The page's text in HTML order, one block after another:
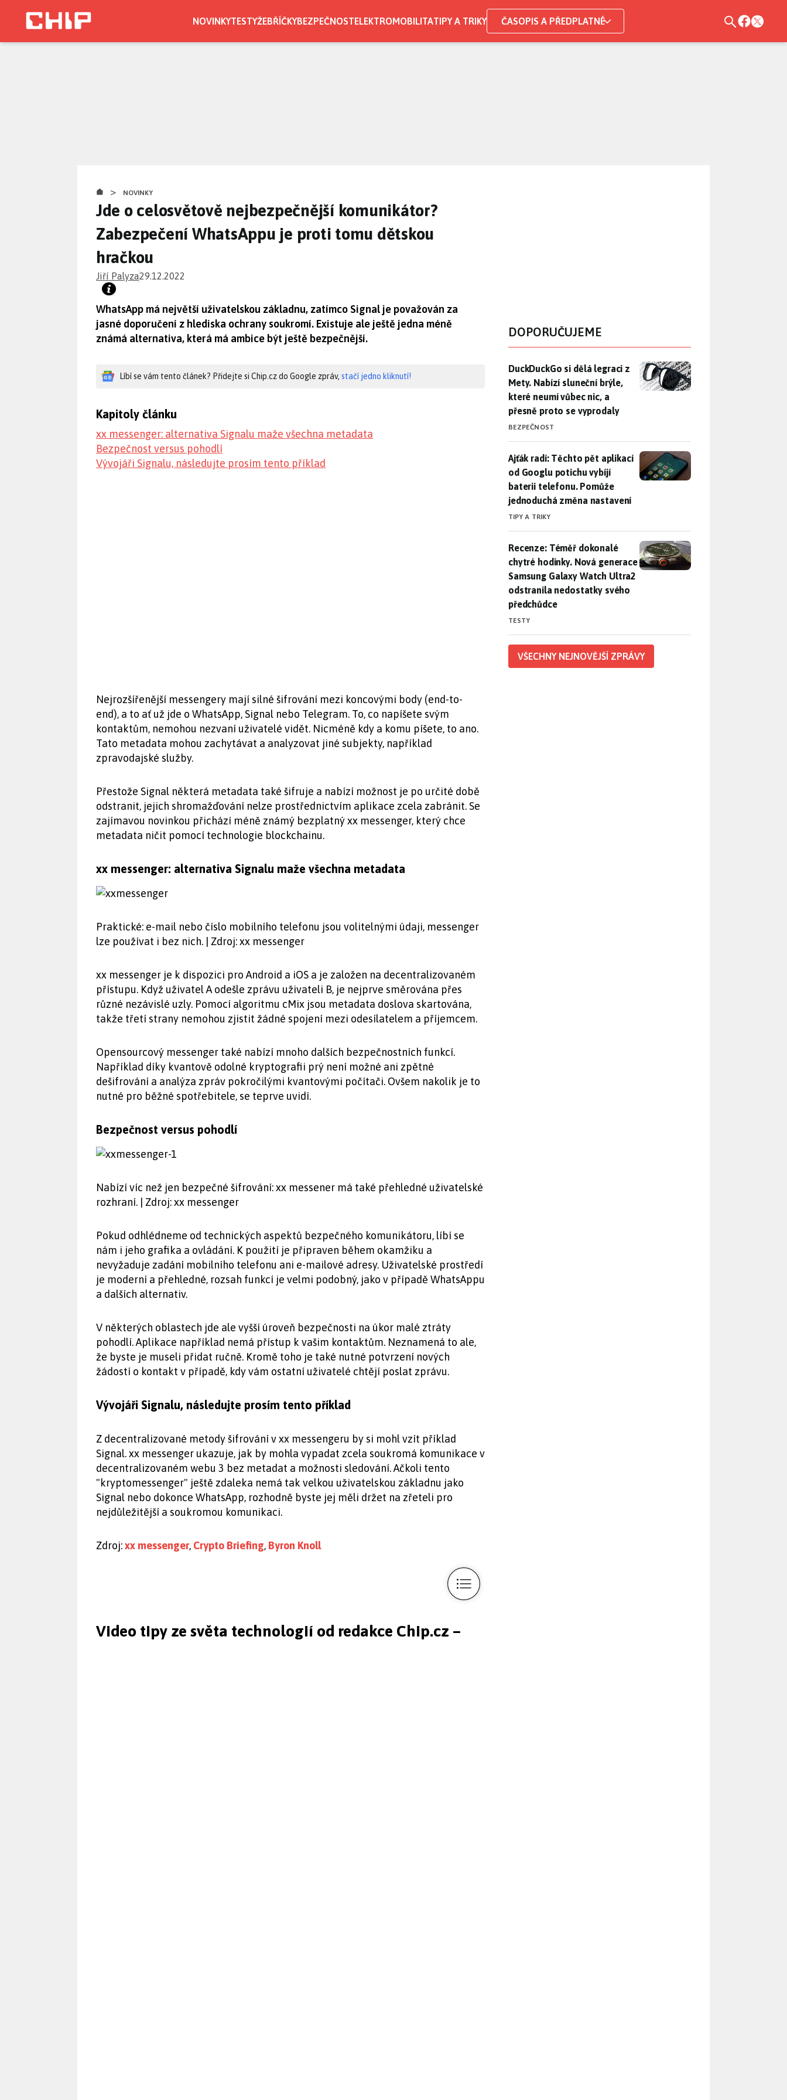
NOVINKYTESTYŽEBŘÍČKYBEZPEČNOSTELEKTROMOBILITATIPY A TRIKY ČASOPIS A PŘEDPLATNÉ
> NOVINKY
Jde o celosvětově nejbezpečnější komunikátor?
Zabezpečení WhatsAppu je proti tomu dětskou
hračkou
Jiří Palyza29.12.2022
WhatsApp má největší uživatelskou základnu, zatímco Signal je považován za
jasné doporučení z hlediska ochrany soukromí. Existuje ale ještě jedna méně
známá alternativa, která má ambice být ještě bezpečnější.
Líbí se vám tento článek? Přidejte si Chip.cz do Google zpráv, stačí jedno kliknutí!
Kapitoly článku
xx messenger: alternativa Signalu maže všechna metadata
Bezpečnost versus pohodlí
Vývojáři Signalu, následujte prosím tento příklad
Nejrozšířenější messengery mají silné šifrování mezi koncovými body (end-to-
end), a to ať už jde o WhatsApp, Signal nebo Telegram. To, co napíšete svým
kontaktům, nemohou nezvaní uživatelé vidět. Nicméně kdy a komu píšete, to ano.
Tato metadata mohou zachytávat a analyzovat jiné subjekty, například
zpravodajské služby.
Přestože Signal některá metadata také šifruje a nabízí možnost je po určité době
odstranit, jejich shromažďování nelze prostřednictvím aplikace zcela zabránit. Se
zajímavou novinkou přichází méně známý bezplatný xx messenger, který chce
metadata ničit pomocí technologie blockchainu.
xx messenger: alternativa Signalu maže všechna metadata
Praktické: e-mail nebo číslo mobilního telefonu jsou volitelnými údaji, messenger
lze používat i bez nich. | Zdroj: xx messenger
xx messenger je k dispozici pro Android a iOS a je založen na decentralizovaném
přístupu. Když uživatel A odešle zprávu uživateli B, je nejprve směrována přes
různé nezávislé uzly. Pomocí algoritmu cMix jsou metadata doslova skartována,
takže třetí strany nemohou zjistit žádné spojení mezi odesílatelem a příjemcem.
Opensourcový messenger také nabízí mnoho dalších bezpečnostních funkcí.
Například díky kvantově odolné kryptografii prý není možné ani zpětné
dešifrování a analýza zpráv pokročilými kvantovými počítači. Ovšem nakolik je to
nutné pro běžné spotřebitele, se teprve uvidí.
Bezpečnost versus pohodlí
Nabízí víc než jen bezpečné šifrování: xx messener má také přehledné uživatelské
rozhraní. | Zdroj: xx messenger
Pokud odhlédneme od technických aspektů bezpečného komunikátoru, líbí se
nám i jeho grafika a ovládání. K použití je připraven během okamžiku a
nevyžaduje zadání mobilního telefonu ani e-mailové adresy. Uživatelské prostředí
je moderní a přehledné, rozsah funkcí je velmi podobný, jako v případě WhatsAppu
a dalších alternativ.
V některých oblastech jde ale vyšší úroveň bezpečnosti na úkor malé ztráty
pohodlí. Aplikace například nemá přístup k vašim kontaktům. Neznamená to ale,
že byste je museli přidat ručně. Kromě toho je také nutné potvrzení nových
žádostí o kontakt v případě, kdy vám ostatní uživatelé chtějí poslat zprávu.
Vývojáři Signalu, následujte prosím tento příklad
Z decentralizované metody šifrování v xx messengeru by si mohl vzít příklad
Signal. xx messenger ukazuje, jak by mohla vypadat zcela soukromá komunikace v
decentralizovaném webu 3 bez metadat a možnosti sledování. Ačkoli tento
"kryptomessenger" ještě zdaleka nemá tak velkou uživatelskou základnu jako
Signal nebo dokonce WhatsApp, rozhodně byste jej měli držet na zřeteli pro
nejdůležitější a soukromou komunikaci.
Zdroj:xx messenger, Crypto Briefing, Byron Knoll
Video tipy ze světa technologií od redakce Chip.cz –
DOPORUČUJEME
DuckDuckGo si dělá legraci z Mety. Nabízí sluneční brýle, které
DuckDuckGo si dělá legraci z
Mety. Nabízí sluneční brýle,
které neumí vůbec nic, a
přesně proto se vyprodaly
BEZPEČNOST
Ajťák radí: Těchto pět aplikací od Googlu potichu vybíjí baterii
Ajťák radí: Těchto pět aplikací
od Googlu potichu vybíjí
baterii telefonu. Pomůže
jednoduchá změna nastavení
TIPY A TRIKY
Recenze: Téměř dokonalé chytré hodinky. Nová generace
Recenze: Téměř dokonalé
chytré hodinky. Nová generace
Samsung Galaxy Watch Ultra2
odstranila nedostatky svého
předchůdce
TESTY
VŠECHNY NEJNOVĚJŠÍ ZPRÁVY